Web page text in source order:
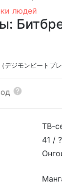
людей
デジモンビートブレ
ТВ-
41 /